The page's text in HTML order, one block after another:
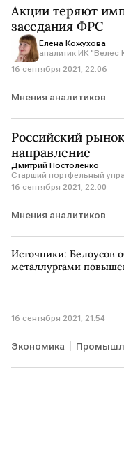
Акции теряют
заседания ФРС
Елена Кожухова
аналитик ИК "Велес
16 сентября 2021, 22:06
Мнения аналитиков
Российский
направление
Дмитрий Постоленко
Старший портфельный
16 сентября 2021, 22:00
Мнения аналитиков
Источники: Белоусов
металлургами
16 сентября 2021, 21:54
Экономика